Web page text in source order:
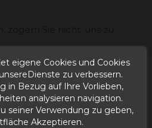
eigene Cookies und Cookies
zu verbessern.
in Bezug auf Ihre Vorlieben,
analysieren navigation.
seiner Verwendung zu geben,
Akzeptieren.